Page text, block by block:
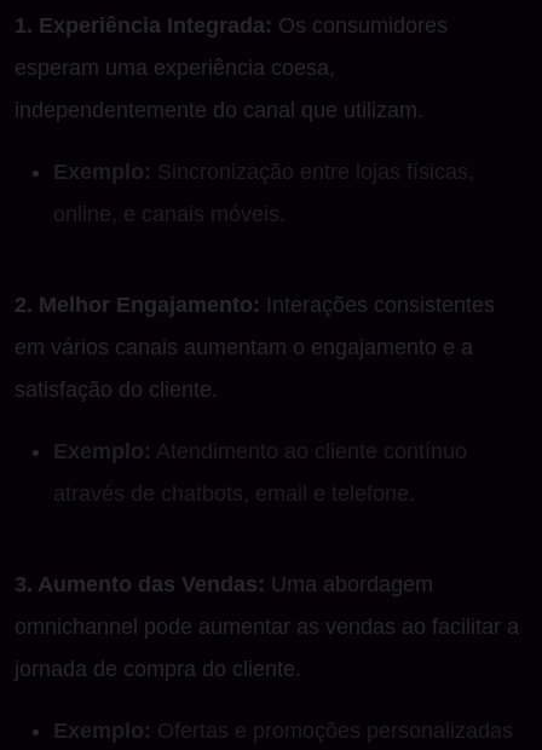
1. Experiência Integrada: Os consumidores
esperam uma experiência coesa,
independentemente do canal que utilizam.
Exemplo: Sincronização entre lojas físicas,
online, e canais móveis.
2. Melhor Engajamento: Interações consistentes
em vários canais aumentam o engajamento e a
satisfação do cliente.
Exemplo: Atendimento ao cliente contínuo
através de chatbots, email e telefone.
3. Aumento das Vendas: Uma abordagem
omnichannel pode aumentar as vendas ao facilitar a
jornada de compra do cliente.
Exemplo: Ofertas e promoções personalizadas